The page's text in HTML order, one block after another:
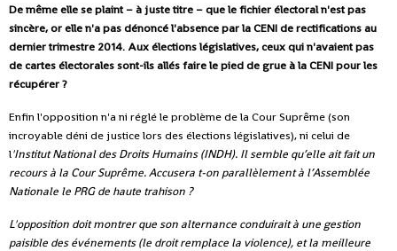
De même elle se plaint – à juste titre – que le fichier électoral n'est pas
sincère, or elle n'a pas dénoncé l'absence par la CENI de rectifications au
dernier trimestre 2014. Aux élections législatives, ceux qui n'avaient pas
de cartes électorales sont-ils allés faire le pied de grue à la CENI pour les
récupérer ?
Enfin l'opposition n'a ni réglé le problème de la Cour Suprême (son
incroyable déni de justice lors des élections législatives), ni celui de
l'Institut National des Droits Humains (INDH). Il semble qu’elle ait fait un
recours à la Cour Suprême. Accusera t-on parallèlement à l’Assemblée
Nationale le PRG de haute trahison ?
L'opposition doit montrer que son alternance conduirait à une gestion
paisible des événements (le droit remplace la violence), et la meilleure